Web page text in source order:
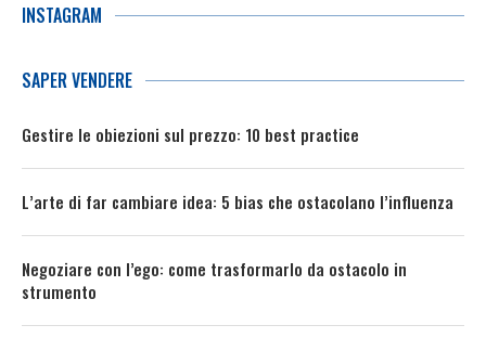
INSTAGRAM
SAPER VENDERE
Gestire le obiezioni sul prezzo: 10 best practice
L’arte di far cambiare idea: 5 bias che ostacolano l’influenza
Negoziare con l’ego: come trasformarlo da ostacolo in
strumento